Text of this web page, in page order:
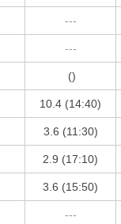
---
---
()
10.4 (14:40)
3.6 (11:30)
2.9 (17:10)
3.6 (15:50)
---